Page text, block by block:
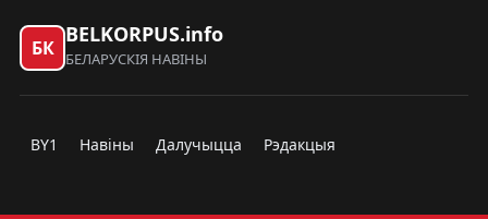
БК
BELKORPUS.info
БЕЛАРУСКІЯ НАВІНЫ
BY1 Навіны Далучыцца Рэдакцыя